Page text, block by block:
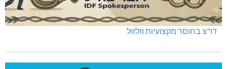
דו"צ בחוסר מקצועיות וזלזול